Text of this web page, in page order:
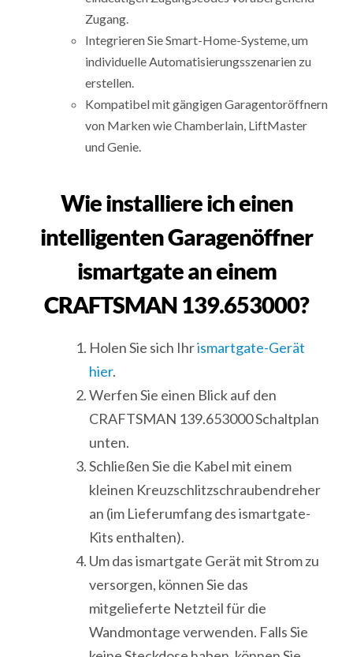
Zugang.
Integrieren Sie Smart-Home-Systeme, um
individuelle Automatisierungsszenarien zu
erstellen.
Kompatibel mit gängigen Garagentoröffnern
von Marken wie Chamberlain, LiftMaster
und Genie.
Wie installiere ich einen
intelligenten Garagenöffner
ismartgate an einem
CRAFTSMAN 139.653000?
Holen Sie sich Ihrismartgate-Gerät
hier.
Werfen Sie einen Blick auf den
CRAFTSMAN 139.653000 Schaltplan
unten.
Schließen Sie die Kabel mit einem
kleinen Kreuzschlitzschraubendreher
an (im Lieferumfang des ismartgate-
Kits enthalten).
Um das ismartgate Gerät mit Strom zu
versorgen, können Sie das
mitgelieferte Netzteil für die
Wandmontage verwenden. Falls Sie